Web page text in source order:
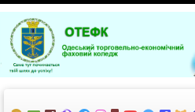
Перейти
до
вмісту